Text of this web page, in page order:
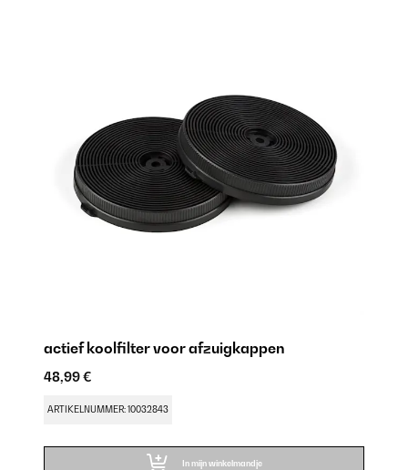
actief koolfilter voor afzuigkappen
48,99 €
ARTIKELNUMMER: 10032843
In mijn winkelmandje